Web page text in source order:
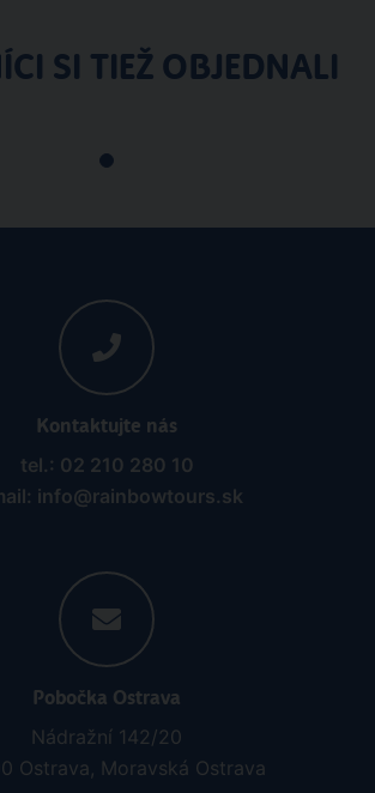
SI TIEŽ OBJEDNALI
Kontaktujte nás
tel.: 02 210 280 10
info@rainbowtours.sk
Pobočka Ostrava
Nádražní 142/20
Ostrava, Moravská Ostrava